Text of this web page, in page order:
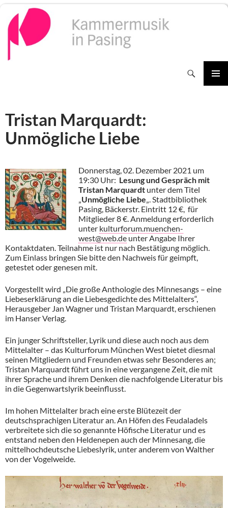
Inhalt
springen
Tristan Marquardt:
Unmögliche Liebe
Donnerstag, 02. Dezember 2021 um
19:30 Uhr: Lesung und Gespräch mit
Tristan Marquardt unter dem Titel
„Unmögliche Liebe„. Stadtbibliothek
Pasing, Bäckerstr. Eintritt 12 €, für
Mitglieder 8 €. Anmeldung erforderlich
unter kulturforum.muenchen-
west@web.de unter Angabe Ihrer
Kontaktdaten. Teilnahme ist nur nach Bestätigung möglich.
Zum Einlass bringen Sie bitte den Nachweis für geimpft,
getestet oder genesen mit.
Vorgestellt wird „Die große Anthologie des Minnesangs – eine
Liebeserklärung an die Liebesgedichte des Mittelalters“,
Herausgeber Jan Wagner und Tristan Marquardt, erschienen
im Hanser Verlag.
Ein junger Schriftsteller, Lyrik und diese auch noch aus dem
Mittelalter – das Kulturforum München West bietet diesmal
seinen Mitgliedern und Freunden etwas sehr Besonderes an;
Tristan Marquardt führt uns in eine vergangene Zeit, die mit
ihrer Sprache und ihrem Denken die nachfolgende Literatur bis
in die Gegenwartslyrik beeinflusst.
Im hohen Mittelalter brach eine erste Blütezeit der
deutschsprachigen Literatur an. An Höfen des Feudaladels
verbreitete sich die so genannte Höfische Literatur und es
entstand neben den Heldenepen auch der Minnesang, die
mittelhochdeutsche Liebeslyrik, unter anderem von Walther
von der Vogelweide.